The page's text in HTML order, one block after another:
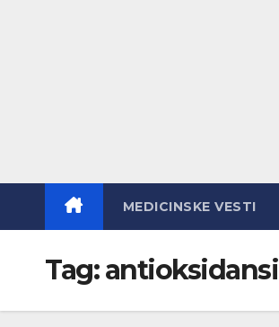
MEDICINSKE VESTI
Tag:antioksidansi